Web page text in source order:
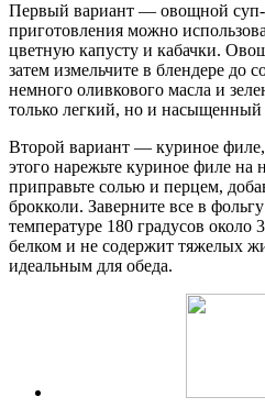
Первый вариант — овощной
приготовления можно
цветную капусту и кабачки.
затем измельчите в блендере до
немного оливкового масла и
только легкий, но и
Второй вариант — куриное
этого нарежьте куриное филе на
приправьте солью и перцем,
брокколи. Заверните все в
температуре 180 градусов
белком и не содержит тяжелых
идеальным для обеда.